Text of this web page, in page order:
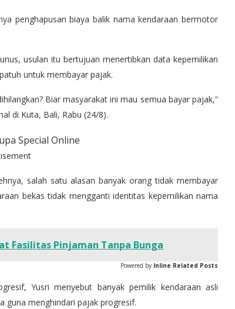
penghapusan biaya balik nama kendaraan bermotor
usulan itu bertujuan menertibkan data kepemilikan
untuk membayar pajak.
Biar masyarakat ini mau semua bayar pajak,”
di Kuta, Bali, Rabu (24/8).
salah satu alasan banyak orang tidak membayar
bekas tidak mengganti identitas kepemilikan nama
Fasilitas Pinjaman Tanpa Bunga
Powered by Inline Related Posts
Yusri menyebut banyak pemilik kendaraan asli
guna menghindari pajak progresif.